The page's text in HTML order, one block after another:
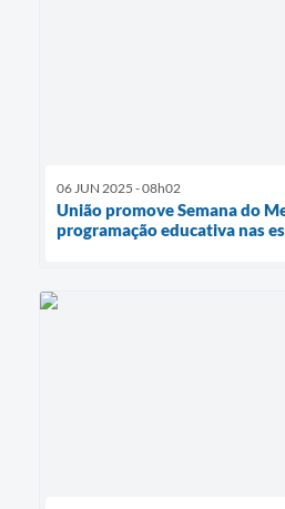
06 JUN 2025 - 08h02
União promove Semana do
programação educativa nas